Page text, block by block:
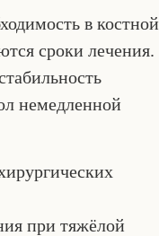
в костной
сроки лечения.
немедленной
при тяжёлой